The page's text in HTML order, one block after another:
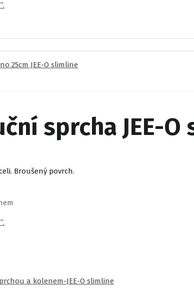
25cm JEE-O slimline
sprcha JEE-
Broušený povrch.
a kolenem-JEE-O slimline